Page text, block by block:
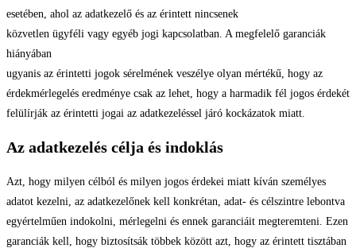
esetében, ahol az adatkezelő és az érintett nincsenek
közvetlen ügyféli vagy egyéb jogi kapcsolatban. A megfelelő garanciák
hiányában
ugyanis az érintetti jogok sérelmének veszélye olyan mértékű, hogy az
érdekmérlegelés eredménye csak az lehet, hogy a harmadik fél jogos érdekét
felülírják az érintetti jogai az adatkezeléssel járó kockázatok miatt.
Az adatkezelés célja és indoklás
Azt, hogy milyen célból és milyen jogos érdekei miatt kíván személyes
adatot kezelni, az adatkezelőnek kell konkrétan, adat- és célszintre lebontva
egyértelműen indokolni, mérlegelni és ennek garanciáit megteremteni. Ezen
garanciák kell, hogy biztosítsák többek között azt, hogy az érintett tisztában